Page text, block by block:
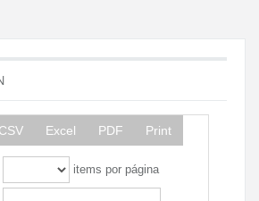
CSV Excel PDF Print
items por página